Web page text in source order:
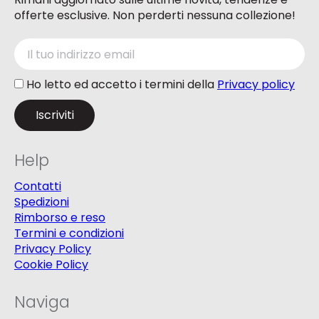
offerte esclusive. Non perderti nessuna collezione!
Ho letto ed accetto i termini della Privacy policy
Help
Contatti
Spedizioni
Rimborso e reso
Termini e condizioni
Privacy Policy
Cookie Policy
Naviga